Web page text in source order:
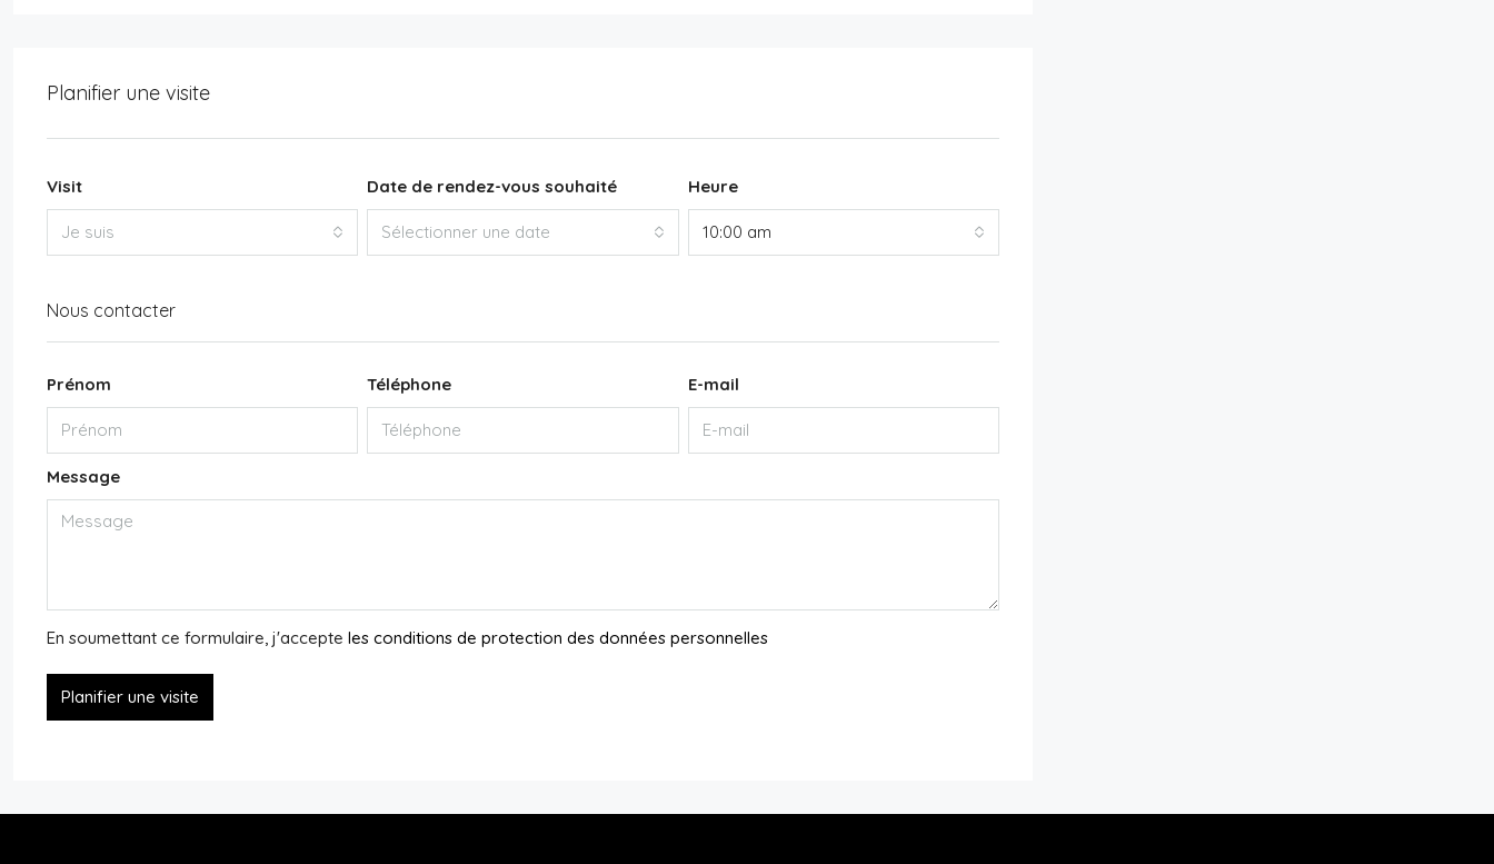
Planifier une visite
Visit
Je suis
Date de rendez-vous souhaité
Sélectionner une date
Heure
10:00 am
Nous contacter
Prénom Téléphone E-mail
Message
En soumettant ce formulaire, j'accepte les conditions de protection des données personnelles
Planifier une visite